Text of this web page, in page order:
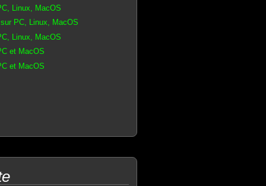
Linux, MacOS
PC, Linux, MacOS
Linux, MacOS
et MacOS
et MacOS